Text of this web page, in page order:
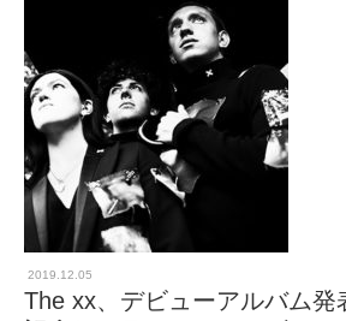
2019.12.05
The xx、デビューアルバム発